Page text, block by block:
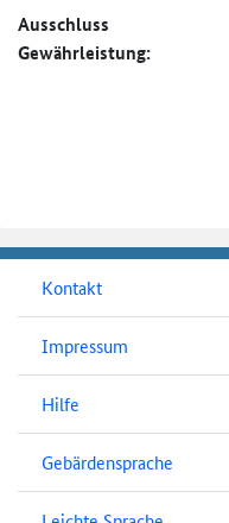
Ausschluss
Gewährleistung:
Kontakt
Impressum
Hilfe
Gebärdensprache